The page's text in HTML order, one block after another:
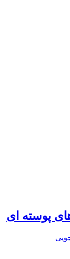
پوسته ای